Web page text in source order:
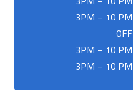
3PM – 10 PM
OFF
3PM – 10 PM
3PM – 10 PM